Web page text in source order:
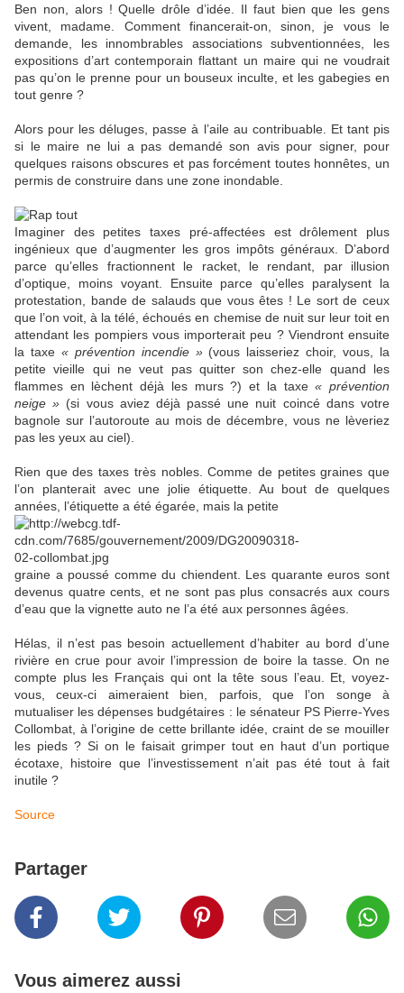
Ben non, alors ! Quelle drôle d’idée. Il faut bien que les gens
vivent, madame. Comment financerait-on, sinon, je vous le
demande, les innombrables associations subventionnées, les
expositions d’art contemporain flattant un maire qui ne voudrait
pas qu’on le prenne pour un bouseux inculte, et les gabegies en
tout genre ?
Alors pour les déluges, passe à l’aile au contribuable. Et tant pis
si le maire ne lui a pas demandé son avis pour signer, pour
quelques raisons obscures et pas forcément toutes honnêtes, un
permis de construire dans une zone inondable.
Imaginer des petites taxes pré-affectées est drôlement plus
ingénieux que d’augmenter les gros impôts généraux. D’abord
parce qu’elles fractionnent le racket, le rendant, par illusion
d’optique, moins voyant. Ensuite parce qu’elles paralysent la
protestation, bande de salauds que vous êtes ! Le sort de ceux
que l’on voit, à la télé, échoués en chemise de nuit sur leur toit en
attendant les pompiers vous importerait peu ? Viendront ensuite
la taxe « prévention incendie »(vous laisseriez choir, vous, la
petite vieille qui ne veut pas quitter son chez-elle quand les
flammes en lèchent déjà les murs ?) et la taxe« prévention
neige » (si vous aviez déjà passé une nuit coincé dans votre
bagnole sur l’autoroute au mois de décembre, vous ne lèveriez
pas les yeux au ciel).
Rien que des taxes très nobles. Comme de petites graines que
l’on planterait avec une jolie étiquette. Au bout de quelques
années, l’étiquette a été égarée, mais la petite
graine a poussé comme du chiendent. Les quarante euros sont
devenus quatre cents, et ne sont pas plus consacrés aux cours
d’eau que la vignette auto ne l’a été aux personnes âgées.
Hélas, il n’est pas besoin actuellement d’habiter au bord d’une
rivière en crue pour avoir l’impression de boire la tasse. On ne
compte plus les Français qui ont la tête sous l’eau. Et, voyez-
vous, ceux-ci aimeraient bien, parfois, que l’on songe à
mutualiser les dépenses budgétaires : le sénateur PS Pierre-Yves
Collombat, à l’origine de cette brillante idée, craint de se mouiller
les pieds ? Si on le faisait grimper tout en haut d’un portique
écotaxe, histoire que l’investissement n’ait pas été tout à fait
inutile ?
Source
Partager
Vous aimerez aussi